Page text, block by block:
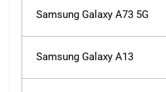
Samsung Galaxy A73 5G
Samsung Galaxy A13